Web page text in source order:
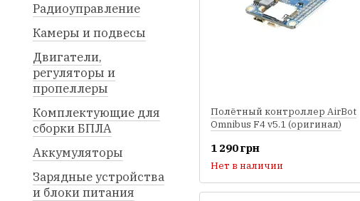
Полётный контроллер AirBot
Omnibus F4 v5.1 (оригинал)
1 290 грн
Нет в наличии
Радиоуправление
Камеры и подвесы
Двигатели,
регуляторы и
пропеллеры
Комплектующие для
сборки БПЛА
Аккумуляторы
Зарядные устройства
и блоки питания